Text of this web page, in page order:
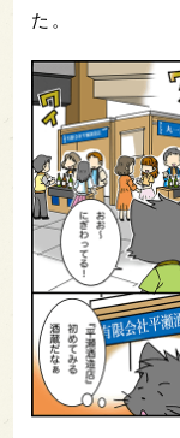
た。